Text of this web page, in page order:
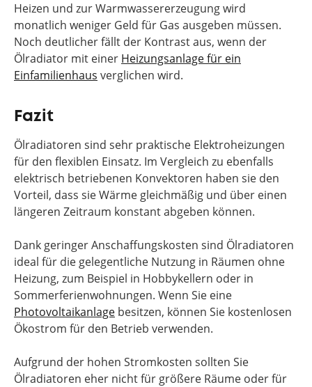
Heizen und zur Warmwassererzeugung wird
monatlich weniger Geld für Gas ausgeben müssen.
Noch deutlicher fällt der Kontrast aus, wenn der
Ölradiator mit einer Heizungsanlage für ein
Einfamilienhaus verglichen wird.
Fazit
Ölradiatoren sind sehr praktische Elektroheizungen
für den flexiblen Einsatz. Im Vergleich zu ebenfalls
elektrisch betriebenen Konvektoren haben sie den
Vorteil, dass sie Wärme gleichmäßig und über einen
längeren Zeitraum konstant abgeben können.
Dank geringer Anschaffungskosten sind Ölradiatoren
ideal für die gelegentliche Nutzung in Räumen ohne
Heizung, zum Beispiel in Hobbykellern oder in
Sommerferienwohnungen. Wenn Sie eine
Photovoltaikanlage besitzen, können Sie kostenlosen
Ökostrom für den Betrieb verwenden.
Aufgrund der hohen Stromkosten sollten Sie
Ölradiatoren eher nicht für größere Räume oder für